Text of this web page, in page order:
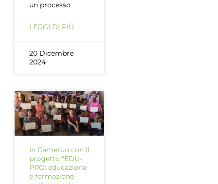
un processo
LEGGI DI PIÙ
20 Dicembre
2024
In Camerun con il
progetto “EDU-
PRO: educazione
e formazione